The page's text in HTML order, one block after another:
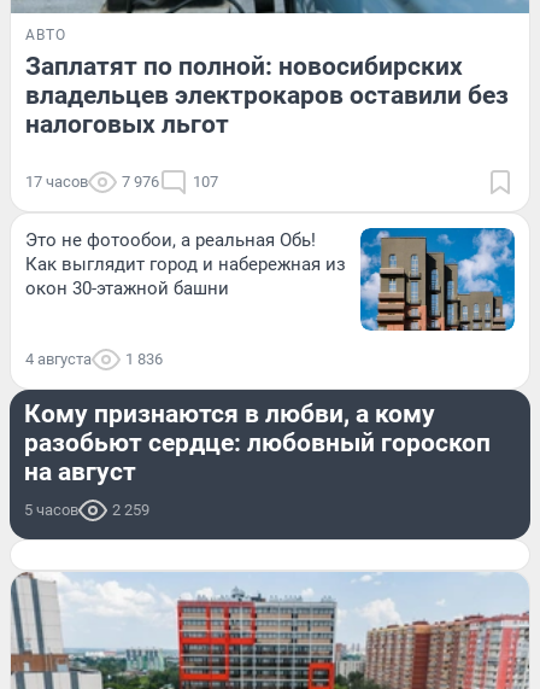
АВТО
Заплатят по полной: новосибирских
владельцев электрокаров оставили без
налоговых льгот
17 часов 7 976 107
Это не фотообои, а реальная Обь!
Как выглядит город и набережная из
окон 30-этажной башни
4 августа 1 836
ОН И ОНА
Кому признаются в любви, а кому
разобьют сердце: любовный гороскоп
на август
5 часов 2 259